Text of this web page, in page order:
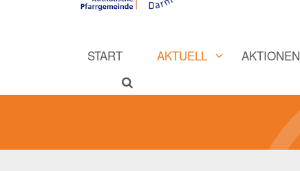
START AKTUELL AKTIONEN